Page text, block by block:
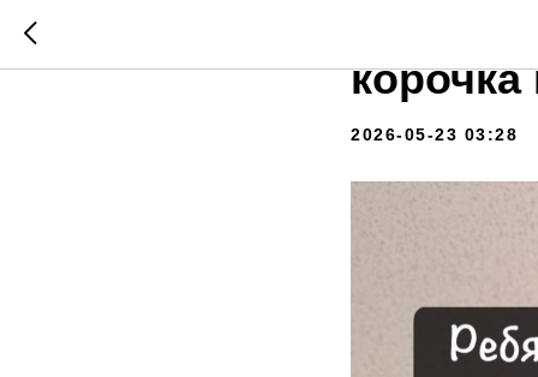
Рецепт
2026-05-23 03:28